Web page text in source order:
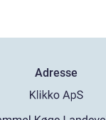
Adresse